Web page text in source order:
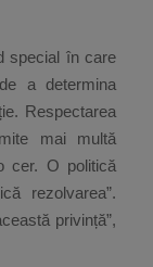
special în care
a determina
Respectarea
mai multă
cer. O politică
rezolvarea”.
privință”,